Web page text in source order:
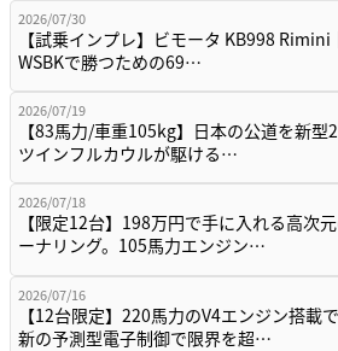
2026/07/30
【試乗インプレ】ビモータ KB998 Rimini
WSBKで勝つための69…
2026/07/19
【83馬力/車重105kg】日本の公道を新型
ツインフルカウルが駆ける…
2026/07/18
【限定12台】198万円で手に入れる高次
ーナリング。105馬力エンジン…
2026/07/16
【12台限定】220馬力のV4エンジン搭載
新の予測型電子制御で限界を超…